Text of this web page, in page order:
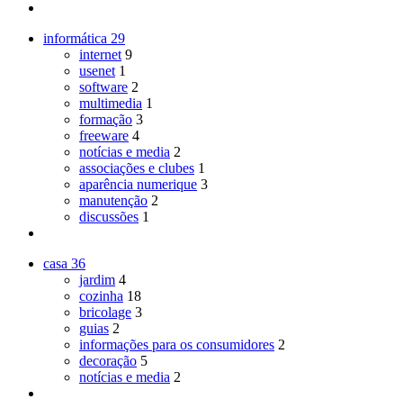
informática 29
internet 9
usenet 1
software 2
multimedia 1
formação 3
freeware 4
notícias e media 2
associações e clubes 1
aparência numerique 3
manutenção 2
discussões 1
casa 36
jardim 4
cozinha 18
bricolage 3
guias 2
informações para os consumidores 2
decoração 5
notícias e media 2